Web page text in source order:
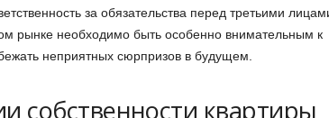
за обязательства перед третьими
рынке необходимо быть особенно внимательным к
неприятных сюрпризов в будущем.
собственности квартиры